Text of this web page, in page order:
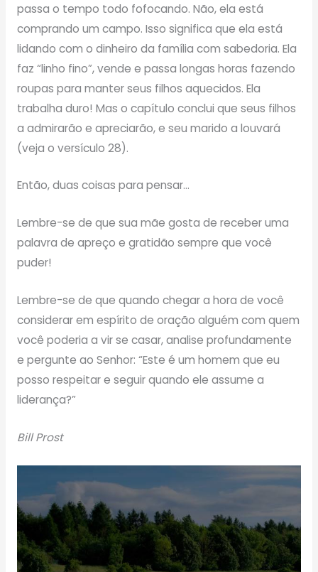
passa o tempo todo fofocando. Não, ela está
comprando um campo. Isso significa que ela está
lidando com o dinheiro da família com sabedoria. Ela
faz “linho fino”, vende e passa longas horas fazendo
roupas para manter seus filhos aquecidos. Ela
trabalha duro! Mas o capítulo conclui que seus filhos
a admirarão e apreciarão, e seu marido a louvará
(veja o versículo 28).
Então, duas coisas para pensar…
Lembre-se de que sua mãe gosta de receber uma
palavra de apreço e gratidão sempre que você
puder!
Lembre-se de que quando chegar a hora de você
considerar em espírito de oração alguém com quem
você poderia a vir se casar, analise profundamente
e pergunte ao Senhor: “Este é um homem que eu
posso respeitar e seguir quando ele assume a
liderança?”
Bill Prost